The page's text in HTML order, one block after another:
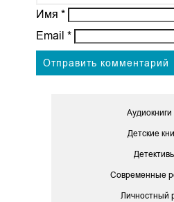
Имя *
Email *
Аудиокниги
Детские
Современные
Личностный